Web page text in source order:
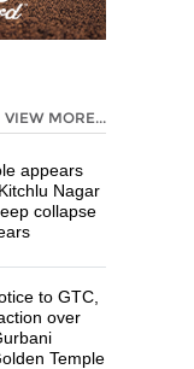
VIEW MORE...
appears
Nagar
collapse
to GTC,
over
Temple